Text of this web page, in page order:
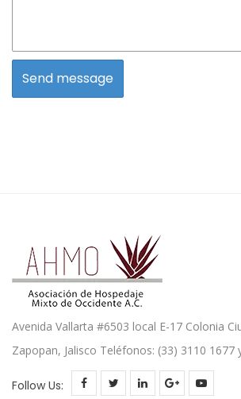
Avenida Vallarta #6503 local E-17 Colonia
Zapopan, Jalisco Teléfonos: (33) 3110 1677
Follow Us: